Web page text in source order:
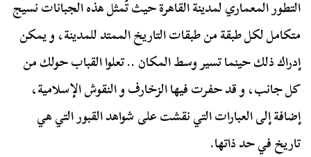
التطور المعماري لمدينة القاهرة حيث تُمثل هذه الجبانات نسيج
متكامل لكل طبقة من طبقات التاريخ الممتد للمدينة، و يمكن
إدراك ذلك حينما تسير وسط المكان .. تعلوا القباب حولك من
كل جانب، و قد حفرت فيها الزخارف و النقوش الإسلامية،
إضافة إلى العبارات التي نقشت على شواهد القبور التي هي
تاريخ في حد ذاتها.